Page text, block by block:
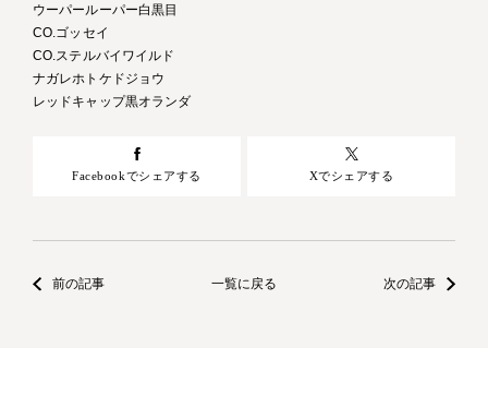
ウーパールーパー白黒目
CO.ゴッセイ
CO.ステルバイワイルド
ナガレホトケドジョウ
レッドキャップ黒オランダ
Facebookでシェアする Xでシェアする
前の記事 一覧に戻る 次の記事